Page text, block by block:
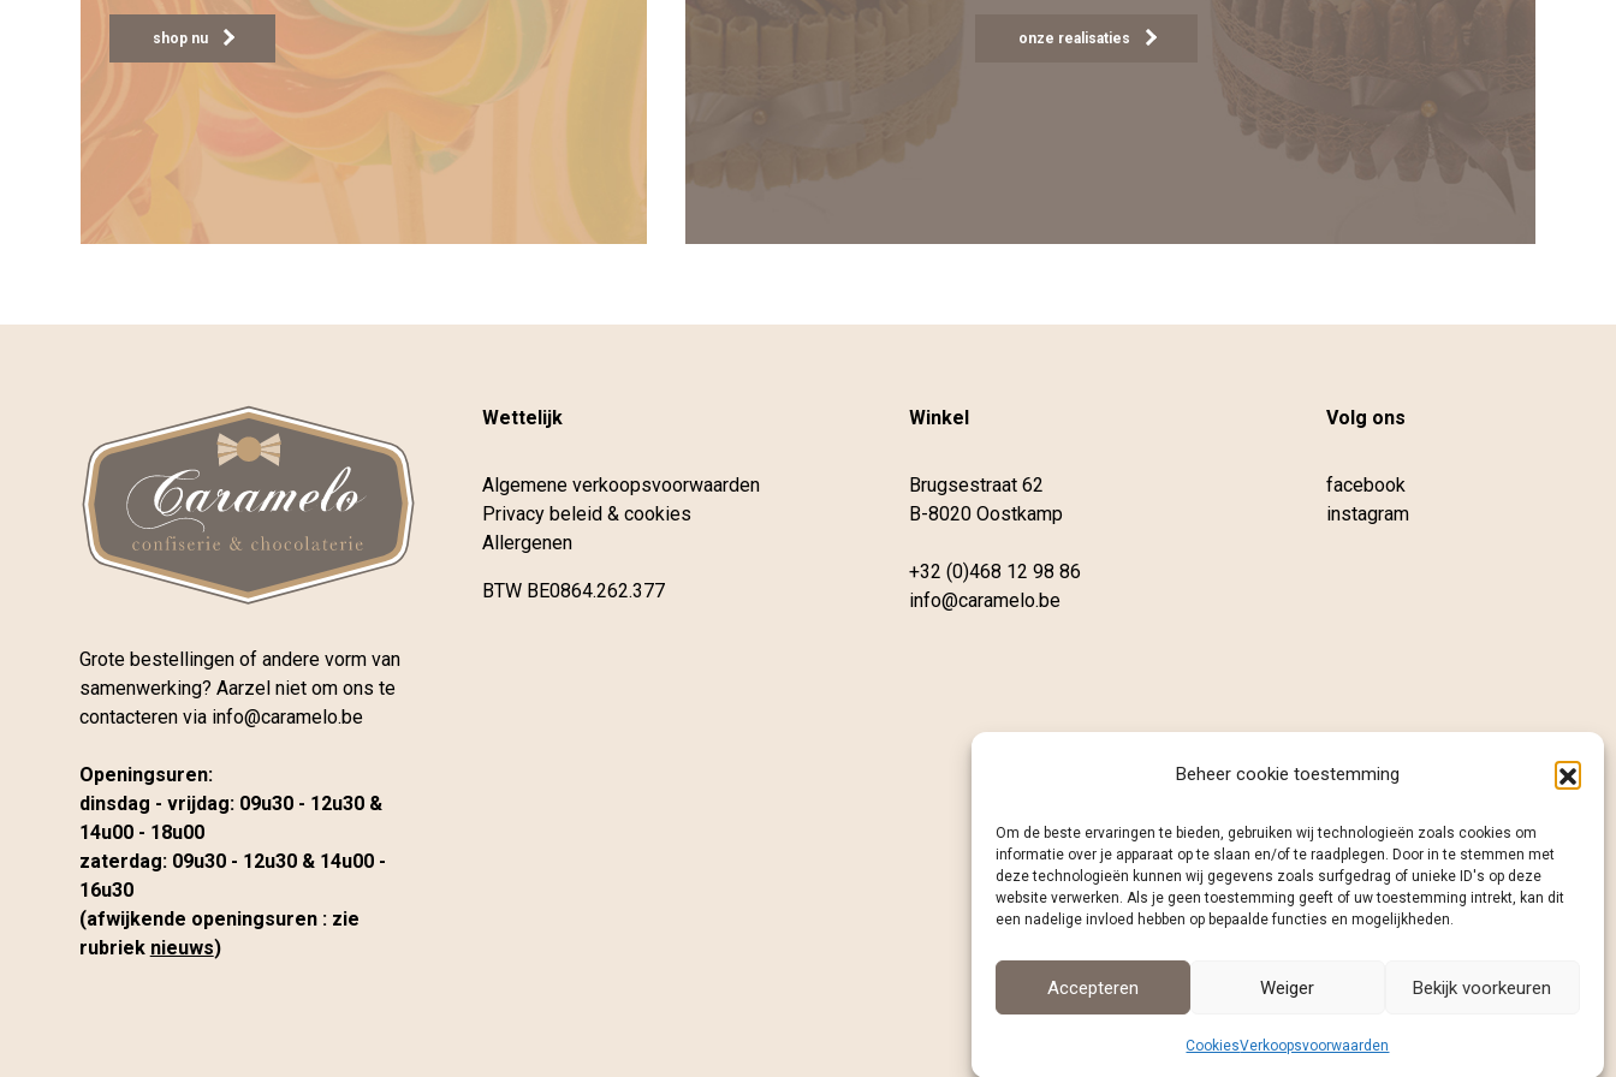
Beheer cookie toestemming
Om de beste ervaringen te bieden, gebruiken wij technologieën zoals cookies om
informatie over je apparaat op te slaan en/of te raadplegen. Door in te stemmen met
deze technologieën kunnen wij gegevens zoals surfgedrag of unieke ID's op deze
website verwerken. Als je geen toestemming geeft of uw toestemming intrekt, kan dit
een nadelige invloed hebben op bepaalde functies en mogelijkheden.
Accepteren Weiger Bekijk voorkeuren
CookiesVerkoopsvoorwaarden
shop nu onze realisaties
Grote bestellingen of andere vorm van
samenwerking? Aarzel niet om ons te
contacteren via info@caramelo.be
Openingsuren:
dinsdag - vrijdag: 09u30 - 12u30 &
14u00 - 18u00
zaterdag: 09u30 - 12u30 & 14u00 -
16u30
(afwijkende openingsuren : zie
rubriek nieuws)
Wettelijk
Algemene verkoopsvoorwaarden
Privacy beleid & cookies
Allergenen
BTW BE0864.262.377
Winkel
Brugsestraat 62
B-8020 Oostkamp
+32 (0)468 12 98 86
info@caramelo.be
Volg ons
facebook
instagram
cookies|website laten maken door wcreate